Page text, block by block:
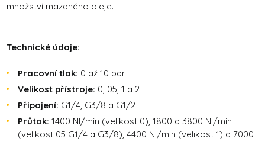
množství mazaného oleje.
Technické údaje:
Pracovní tlak: 0 až 10 bar
Velikost přístroje: 0, 05, 1 a 2
Připojení: G1/4, G3/8 a G1/2
Průtok: 1400 Nl/min (velikost 0), 1800 a 3800 Nl/min
(velikost 05 G1/4 a G3/8), 4400 Nl/min (velikost 1) a 7000